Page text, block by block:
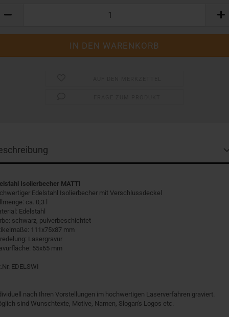
Isolierbecher MATTI
Edelstahl Isolierbecher mit Verschlussdeckel
ca. 0,3 l
Edelstahl
schwarz, pulverbeschichtet
111x75x87 mm
Lasergravur
55x65 mm
EDELSWI
nach Ihren Vorstellungen im hochwertigen Laserverfahren graviert.
sind Wunschtexte, Motive, Namen, Slogan's Logos etc.